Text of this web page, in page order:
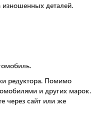
изношенных деталей.
редуктора. Помимо
и других марок.
через сайт или же